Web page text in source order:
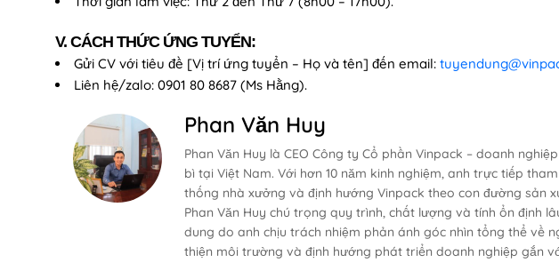
V. CÁCH THỨC ỨNG TUYỂN:
Gửi CV với tiêu đề [Vị trí ứng tuyển – Họ và tên] đến email:
Liên hệ/zalo: 0901 80 8687 (Ms Hằng).
Phan Văn Huy
Phan Văn Huy là CEO Công ty Cổ phần Vinpack – doanh
bì tại Việt Nam. Với hơn 10 năm kinh nghiệm, anh trực tiếp
thống nhà xưởng và định hướng Vinpack theo con đường sản
Phan Văn Huy chú trọng quy trình, chất lượng và tính ổn định
dung do anh chịu trách nhiệm phản ánh góc nhìn tổng thể về
thiện môi trường và định hướng phát triển doanh nghiệp gắn